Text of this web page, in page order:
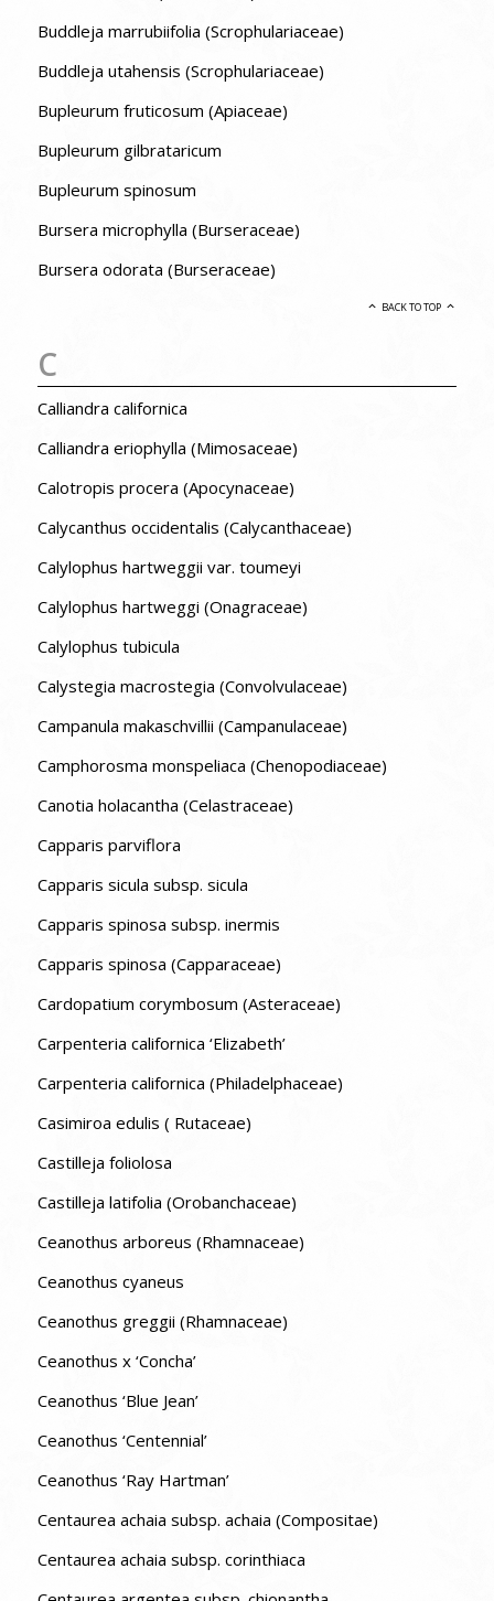
Buddleja marrubiifolia (Scrophulariaceae)
Buddleja utahensis (Scrophulariaceae)
Bupleurum fruticosum (Apiaceae)
Bupleurum gilbrataricum
Bupleurum spinosum
Bursera microphylla (Burseraceae)
Bursera odorata (Burseraceae)
BACK TO TOP
C
Calliandra californica
Calliandra eriophylla (Mimosaceae)
Calotropis procera (Apocynaceae)
Calycanthus occidentalis (Calycanthaceae)
Calylophus hartweggii var. toumeyi
Calylophus hartweggi (Onagraceae)
Calylophus tubicula
Calystegia macrostegia (Convolvulaceae)
Campanula makaschvillii (Campanulaceae)
Camphorosma monspeliaca (Chenopodiaceae)
Canotia holacantha (Celastraceae)
Capparis parviflora
Capparis sicula subsp. sicula
Capparis spinosa subsp. inermis
Capparis spinosa (Capparaceae)
Cardopatium corymbosum (Asteraceae)
Carpenteria californica ‘Elizabeth’
Carpenteria californica (Philadelphaceae)
Casimiroa edulis ( Rutaceae)
Castilleja foliolosa
Castilleja latifolia (Orobanchaceae)
Ceanothus arboreus (Rhamnaceae)
Ceanothus cyaneus
Ceanothus greggii (Rhamnaceae)
Ceanothus x ‘Concha’
Ceanothus ‘Blue Jean’
Ceanothus ‘Centennial’
Ceanothus ‘Ray Hartman’
Centaurea achaia subsp. achaia (Compositae)
Centaurea achaia subsp. corinthiaca